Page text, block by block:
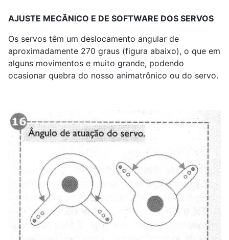
AJUSTE MECÃNICO E DE SOFTWARE DOS SERVOS
Os servos têm um deslocamento angular de
aproximadamente 270 graus (figura abaixo), o que em
alguns movimentos e muito grande, podendo
ocasionar quebra do nosso animatrônico ou do servo.